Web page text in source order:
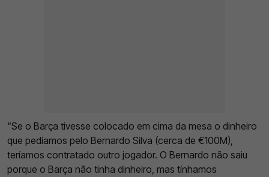
“Se o Barça tivesse colocado em cima da mesa o dinheiro
que pedíamos pelo Bernardo Silva (cerca de €100M),
teríamos contratado outro jogador. O Bernardo não saiu
porque o Barça não tinha dinheiro, mas tínhamos